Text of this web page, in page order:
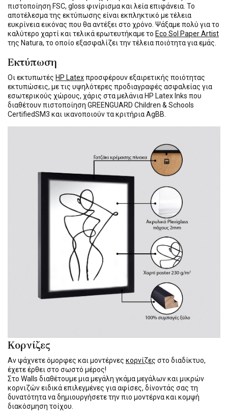
πιστοποίηση FSC, gloss φινίρισμα και λεία επιφάνεια. Το
αποτέλεσμα της εκτύπωσης είναι εκπληκτικό με τέλεια
ευκρίνεια εικόνας που θα αντέξει στο χρόνο. Ψάξαμε πολύ για το
καλύτερο χαρτί και τελικά ερωτευτήκαμε το Eco Sol Paper Artist
της Natura, το οποίο εξασφαλίζει την τέλεια ποιότητα για εμάς.
Εκτύπωση
Οι εκτυπωτές HP Latexπροσφέρουν εξαιρετικής ποιότητας
εκτυπώσεις, με τις υψηλότερες προδιαγραφές ασφαλείας για
εσωτερικούς χώρους, χάρις στα μελάνια HP Latex Inks που
διαθέτουν πιστοποίηση GREENGUARD Children & Schools
CertifiedSM3 και ικανοποιούν τα κριτήρια AgBB.
Κορνίζες
Αν ψάχνετε όμορφες και μοντέρνες κορνίζες στο διαδίκτυο,
έχετε έρθει στο σωστό μέρος!
Στο Walls διαθέτουμε μια μεγάλη γκάμα μεγάλων και μικρών
κορνιζών ειδικά επιλεγμένες για αφίσες, δίνοντάς σας τη
δυνατότητα να δημιουργήσετε την πιο μοντέρνα και κομψή
διακόσμηση τοίχου.